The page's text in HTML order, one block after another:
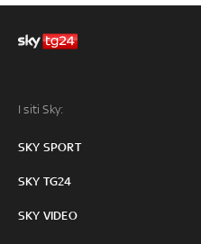
I siti Sky:
SKY SPORT
SKY TG24
SKY VIDEO